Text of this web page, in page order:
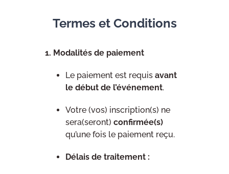
Termes et Conditions
1. Modalités de paiement
Le paiement est requisavant
le début de l’événement.
Votre (vos) inscription(s) ne
sera(seront)confirmée(s)
qu’une fois le paiement reçu.
Délais de traitement :